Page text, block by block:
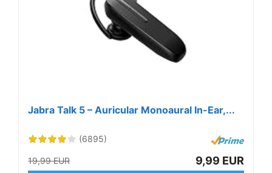
Jabra Talk 5 – Auricular Monoaural In-Ear,...
(6895)
19,99 EUR 9,99 EUR